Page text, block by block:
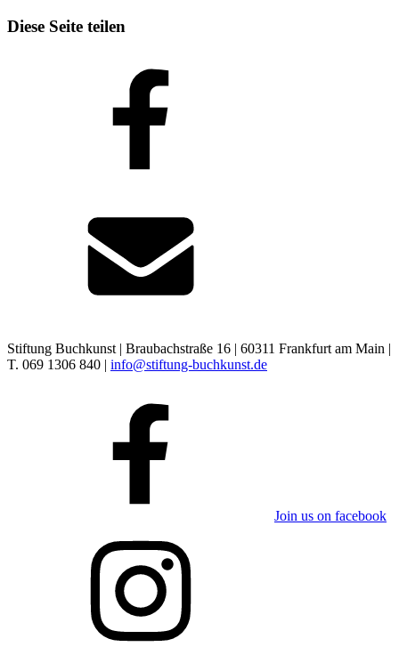
Diese Seite teilen
Stiftung Buchkunst | Braubachstraße 16 | 60311 Frankfurt am Main |
T. 069 1306 840 | info@stiftung-buchkunst.de
Join us on facebook